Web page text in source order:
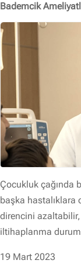
Bademcik
Çocukluk çağında
başka hastalıklara
direncini
iltihaplanma
19 Mart 2023